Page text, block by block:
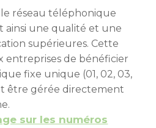
réseau téléphonique
ainsi une qualité et une
supérieures. Cette
entreprises de bénéficier
fixe unique (01, 02, 03,
être gérée directement
sur les numéros